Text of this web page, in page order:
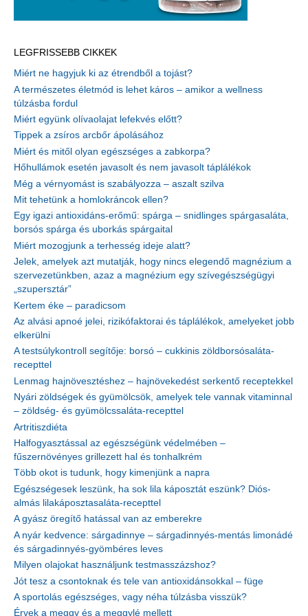
LEGFRISSEBB CIKKEK
Miért ne hagyjuk ki az étrendből a tojást?
A természetes életmód is lehet káros – amikor a wellness
túlzásba fordul
Miért együnk olívaolajat lefekvés előtt?
Tippek a zsíros arcbőr ápolásához
Miért és mitől olyan egészséges a zabkorpa?
Hőhullámok esetén javasolt és nem javasolt táplálékok
Még a vérnyomást is szabályozza – aszalt szilva
Mit tehetünk a homlokráncok ellen?
Egy igazi antioxidáns-erőmű: spárga – snidlinges spárgasaláta,
borsós spárga és uborkás spárgaital
Miért mozogjunk a terhesség ideje alatt?
Jelek, amelyek azt mutatják, hogy nincs elegendő magnézium a
szervezetünkben, azaz a magnézium egy szívegészségügyi
„szupersztár”
Kertem éke – paradicsom
Az alvási apnoé jelei, rizikófaktorai és táplálékok, amelyeket jobb
elkerülni
A testsúlykontroll segítője: borsó – cukkinis zöldborsósaláta-
recepttel
Lenmag hajnövesztéshez – hajnövekedést serkentő receptekkel
Nyári zöldségek és gyümölcsök, amelyek tele vannak vitaminnal
– zöldség- és gyümölcssaláta-recepttel
Artritiszdiéta
Halfogyasztással az egészségünk védelmében –
fűszernövényes grillezett hal és tonhalkrém
Több okot is tudunk, hogy kimenjünk a napra
Egészségesek leszünk, ha sok lila káposztát eszünk? Diós-
almás lilakáposztasaláta-recepttel
A gyász öregítő hatással van az emberekre
A nyár kedvence: sárgadinnye – sárgadinnyés-mentás limonádé
és sárgadinnyés-gyömbéres leves
Milyen olajokat használjunk testmasszázshoz?
Jót tesz a csontoknak és tele van antioxidánsokkal – füge
A sportolás egészséges, vagy néha túlzásba visszük?
Érvek a meggy és a meggylé mellett